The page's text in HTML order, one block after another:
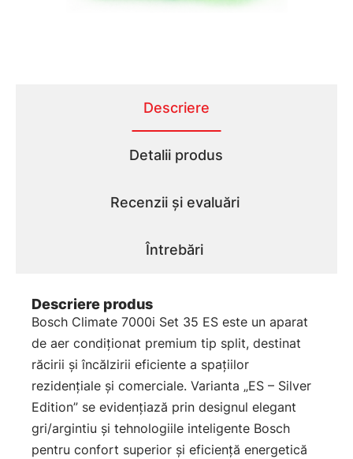
Descriere
Detalii produs
Recenzii și evaluări
Întrebări
Descriere produs
Bosch Climate 7000i Set 35 ES este un aparat
de aer condiționat premium tip split, destinat
răcirii și încălzirii eficiente a spațiilor
rezidențiale și comerciale. Varianta „ES – Silver
Edition” se evidențiază prin designul elegant
gri/argintiu și tehnologiile inteligente Bosch
pentru confort superior și eficiență energetică